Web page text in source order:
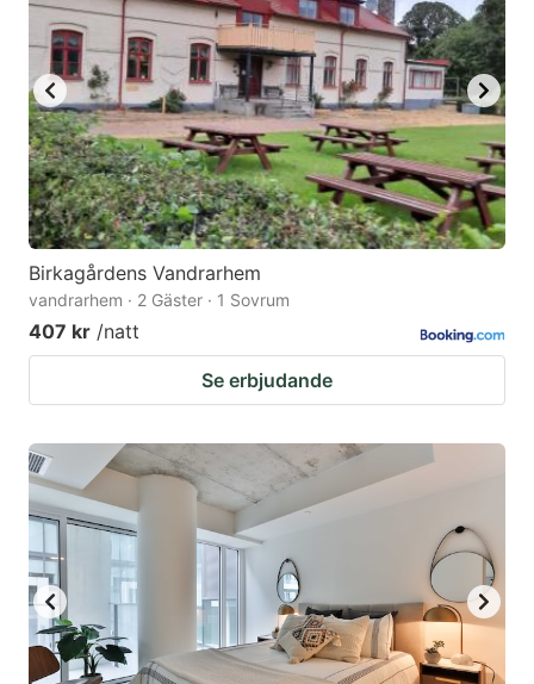
Birkagårdens Vandrarhem
vandrarhem · 2 Gäster · 1 Sovrum
407 kr /natt
Se erbjudande